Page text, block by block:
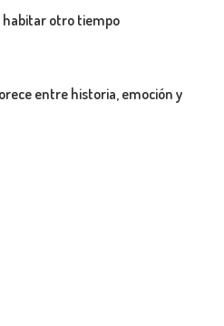
habitar otro tiempo
entre historia, emoción y